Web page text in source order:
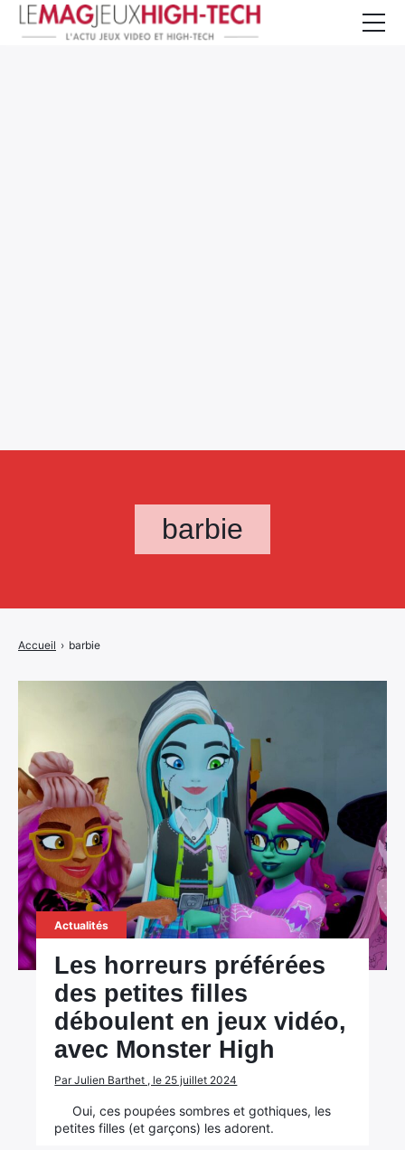
barbie
Accueil › barbie
Actualités
Les horreurs préférées
des petites filles
déboulent en jeux vidéo,
avec Monster High
Par Julien Barthet , le 25 juillet 2024
Oui, ces poupées sombres et gothiques, les
petites filles (et garçons) les adorent.